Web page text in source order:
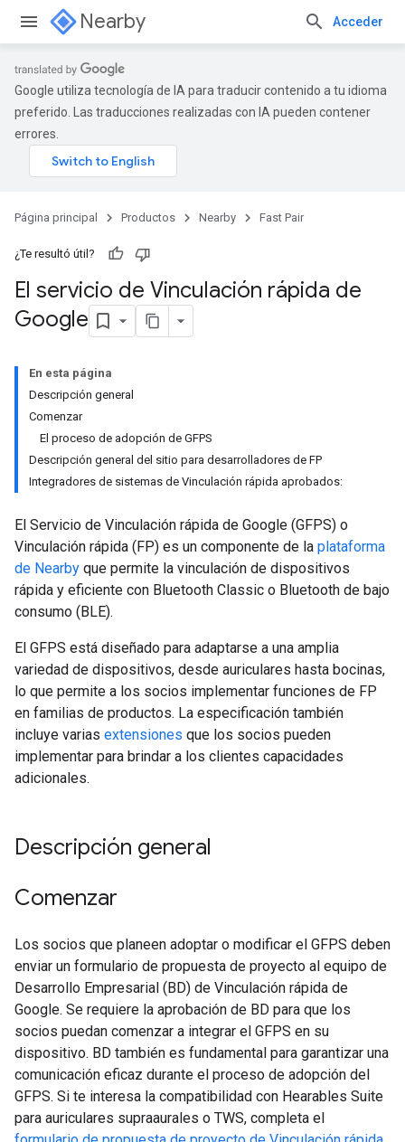
Nearby Acceder
Google utiliza tecnología de IA para traducir contenido a tu idioma
preferido. Las traducciones realizadas con IA pueden contener
errores.
Página principal Productos Nearby Fast Pair
¿Te resultó útil?
El servicio de Vinculación rápida de
Google
En esta página
Descripción general
Comenzar
El proceso de adopción de GFPS
Descripción general del sitio para desarrolladores de FP
Integradores de sistemas de Vinculación rápida aprobados:
El Servicio de Vinculación rápida de Google (GFPS) o
Vinculación rápida (FP) es un componente de la plataforma
de Nearby que permite la vinculación de dispositivos
rápida y eficiente con Bluetooth Classic o Bluetooth de bajo
consumo (BLE).
El GFPS está diseñado para adaptarse a una amplia
variedad de dispositivos, desde auriculares hasta bocinas,
lo que permite a los socios implementar funciones de FP
en familias de productos. La especificación también
incluye varias extensiones que los socios pueden
implementar para brindar a los clientes capacidades
adicionales.
Descripción general
Comenzar
Los socios que planeen adoptar o modificar el GFPS deben
enviar un formulario de propuesta de proyecto al equipo de
Desarrollo Empresarial (BD) de Vinculación rápida de
Google. Se requiere la aprobación de BD para que los
socios puedan comenzar a integrar el GFPS en su
dispositivo. BD también es fundamental para garantizar una
comunicación eficaz durante el proceso de adopción del
GFPS. Si te interesa la compatibilidad con Hearables Suite
para auriculares supraaurales o TWS, completa el